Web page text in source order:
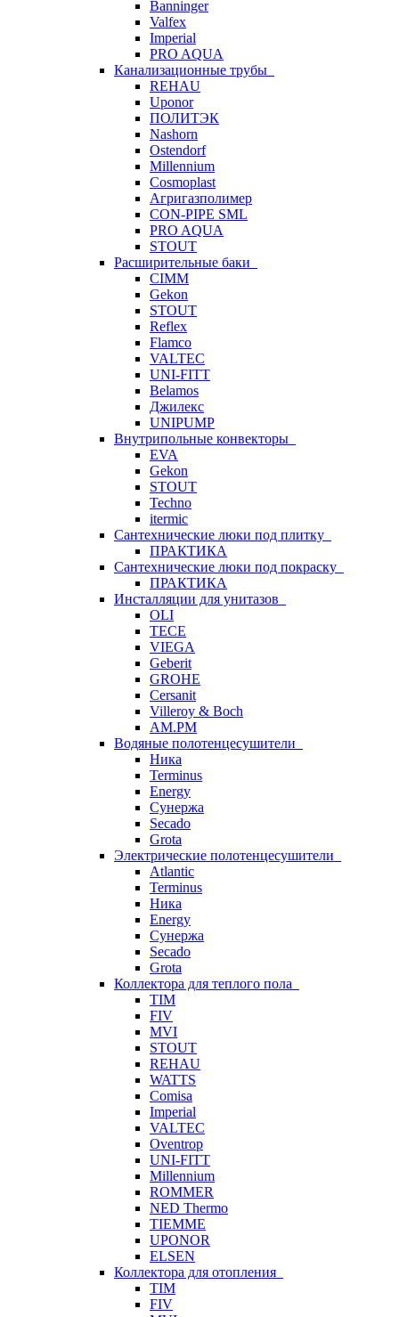
Banninger
Valfex
Imperial
PRO AQUA
Канализационные трубы
REHAU
Uponor
ПОЛИТЭК
Nashorn
Ostendorf
Millennium
Cosmoplast
Агригазполимер
CON-PIPE SML
PRO AQUA
STOUT
Расширительные баки
CIMM
Gekon
STOUT
Reflex
Flamco
VALTEC
UNI-FITT
Belamos
Джилекс
UNIPUMP
Внутрипольные конвекторы
EVA
Gekon
STOUT
Techno
itermic
Сантехнические люки под плитку
ПРАКТИКА
Сантехнические люки под покраску
ПРАКТИКА
Инсталляции для унитазов
OLI
TECE
VIEGA
Geberit
GROHE
Cersanit
Villeroy & Boch
AM.PM
Водяные полотенцесушители
Ника
Terminus
Energy
Сунержа
Secado
Grota
Электрические полотенцесушители
Atlantic
Terminus
Ника
Energy
Сунержа
Secado
Grota
Коллектора для теплого пола
TIM
FIV
MVI
STOUT
REHAU
WATTS
Comisa
Imperial
VALTEC
Oventrop
UNI-FITT
Millennium
ROMMER
NED Thermo
TIEMME
UPONOR
ELSEN
Коллектора для отопления
TIM
FIV